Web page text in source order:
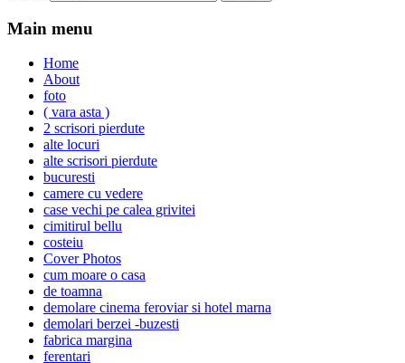
Main menu
Home
About
foto
( vara asta )
2 scrisori pierdute
alte locuri
alte scrisori pierdute
bucuresti
camere cu vedere
case vechi pe calea grivitei
cimitirul bellu
costeiu
Cover Photos
cum moare o casa
de toamna
demolare cinema feroviar si hotel marna
demolari berzei -buzesti
fabrica margina
ferentari